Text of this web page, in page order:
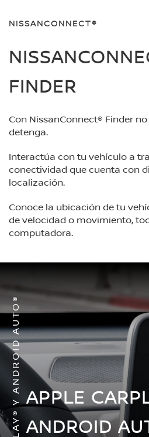
NISSANCONNECT®
FINDER
Con NissanConnect® Finder
detenga.
Interactúa con tu vehículo a
conectividad que cuenta con
localización.
Conoce la ubicación de tu
de velocidad o movimiento,
computadora.
APPLE
ANDROID